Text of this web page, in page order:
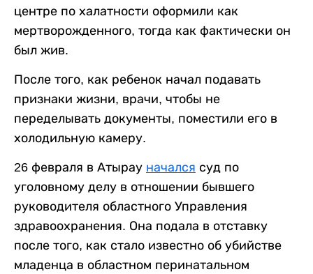
центре по халатности оформили как
мертворожденного, тогда как фактически он
был жив.
После того, как ребенок начал подавать
признаки жизни, врачи, чтобы не
переделывать документы, поместили его в
холодильную камеру.
26 февраля в Атырау начался суд по
уголовному делу в отношении бывшего
руководителя областного Управления
здравоохранения. Она подала в отставку
после того, как стало известно об убийстве
младенца в областном перинатальном